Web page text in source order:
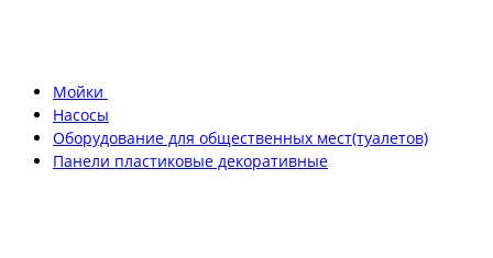
Мойки
Насосы
Оборудование для общественных мест(туалетов)
Панели пластиковые декоративные